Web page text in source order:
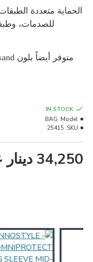
الحماية متعددة
للصدمات،
متوفر أيضاً بلون
34,250 دينار عراقي
IN STOCK
Model:
BAG
SKU:
25415